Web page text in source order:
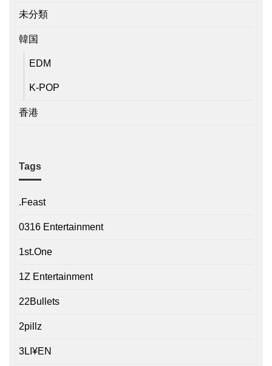
未分類
韓国
EDM
K-POP
香港
Tags
.Feast
0316 Entertainment
1st.One
1Z Entertainment
22Bullets
2pillz
3LI¥EN